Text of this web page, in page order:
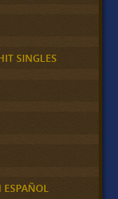
SINGLES
ESPAÑOL